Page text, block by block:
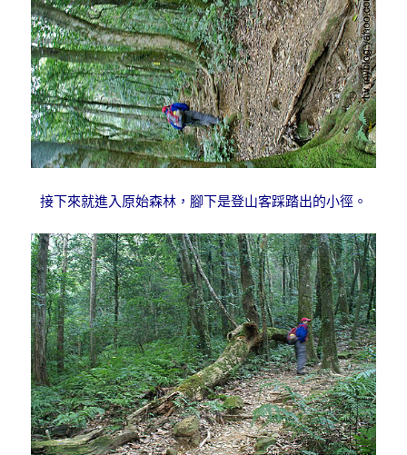
接下來就進入原始森林，腳下是登山客踩踏出的小徑。